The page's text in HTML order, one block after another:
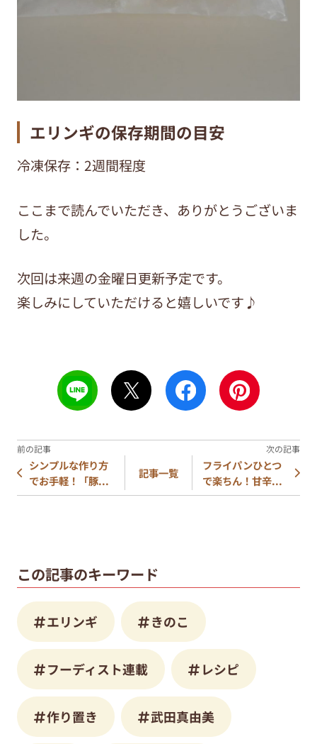
エリンギの保存期間の目安
冷凍保存：2週間程度
ここまで読んでいただき、ありがとうございま
した。
次回は来週の金曜日更新予定です。
楽しみにしていただけると嬉しいです♪
シンプルな作り方
でお手軽！「豚...
記事一覧
フライパンひとつ
で楽ちん！甘辛...
この記事のキーワード
エリンギ きのこ
フーディスト連載 レシピ
作り置き 武田真由美